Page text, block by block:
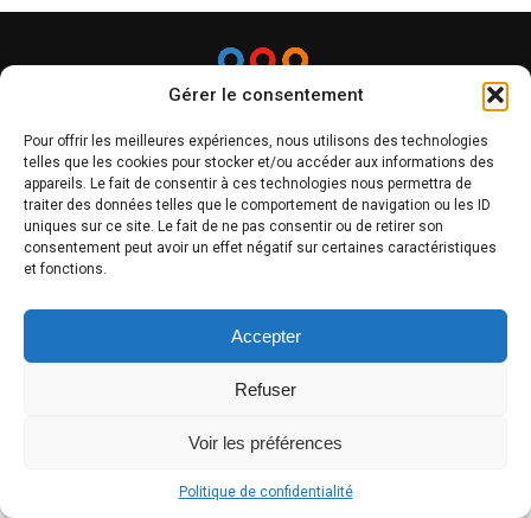
Gérer le consentement
Pour offrir les meilleures expériences, nous utilisons des technologies
telles que les cookies pour stocker et/ou accéder aux informations des
appareils. Le fait de consentir à ces technologies nous permettra de
traiter des données telles que le comportement de navigation ou les ID
uniques sur ce site. Le fait de ne pas consentir ou de retirer son
consentement peut avoir un effet négatif sur certaines caractéristiques
et fonctions.
Accepter
Refuser
Voir les préférences
Politique de confidentialité
ACCUEIL A PROPOS THÉMATIQUES
RECHERCHES ET ÉTUDES RÉCENTES
CONTACT
Copyright © 2025 Aide anxiété stress By Idevart.fr